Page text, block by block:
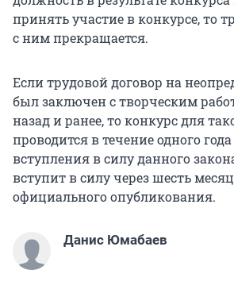
принять участие в конкурсе, то
с ним прекращается.
Если трудовой договор на
был заключен с творческим
назад и ранее, то конкурс для
проводится в течение одного
вступления в силу данного
вступит в силу через шесть
официального опубликования.
Данис Юмабаев